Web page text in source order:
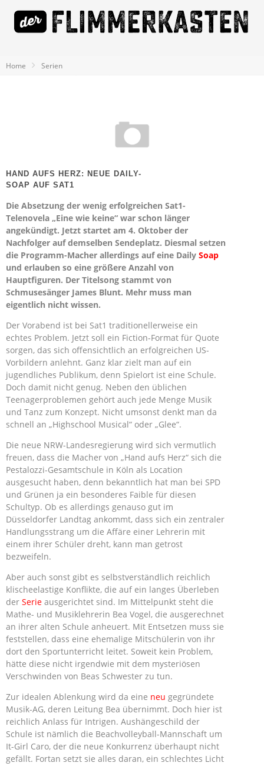
Home Serien
HAND AUFS HERZ: NEUE DAILY-
SOAP AUF SAT1
Die Absetzung der wenig erfolgreichen Sat1-
Telenovela „Eine wie keine“ war schon länger
angekündigt. Jetzt startet am 4. Oktober der
Nachfolger auf demselben Sendeplatz. Diesmal setzen
die Programm-Macher allerdings auf eine Daily Soap
und erlauben so eine größere Anzahl von
Hauptfiguren. Der Titelsong stammt von
Schmusesänger James Blunt. Mehr muss man
eigentlich nicht wissen.
Der Vorabend ist bei Sat1 traditionellerweise ein
echtes Problem. Jetzt soll ein Fiction-Format für Quote
sorgen, das sich offensichtlich an erfolgreichen US-
Vorbildern anlehnt. Ganz klar zielt man auf ein
jugendliches Publikum, denn Spielort ist eine Schule.
Doch damit nicht genug. Neben den üblichen
Teenagerproblemen gehört auch jede Menge Musik
und Tanz zum Konzept. Nicht umsonst denkt man da
schnell an „Highschool Musical“ oder „Glee“.
Die neue NRW-Landesregierung wird sich vermutlich
freuen, dass die Macher von „Hand aufs Herz“ sich die
Pestalozzi-Gesamtschule in Köln als Location
ausgesucht haben, denn bekanntlich hat man bei SPD
und Grünen ja ein besonderes Faible für diesen
Schultyp. Ob es allerdings genauso gut im
Düsseldorfer Landtag ankommt, dass sich ein zentraler
Handlungsstrang um die Affäre einer Lehrerin mit
einem ihrer Schüler dreht, kann man getrost
bezweifeln.
Aber auch sonst gibt es selbstverständlich reichlich
klischeelastige Konflikte, die auf ein langes Überleben
der Serie ausgerichtet sind. Im Mittelpunkt steht die
Mathe- und Musiklehrerin Bea Vogel, die ausgerechnet
an ihrer alten Schule anheuert. Mit Entsetzen muss sie
feststellen, dass eine ehemalige Mitschülerin von ihr
dort den Sportunterricht leitet. Soweit kein Problem,
hätte diese nicht irgendwie mit dem mysteriösen
Verschwinden von Beas Schwester zu tun.
Zur idealen Ablenkung wird da eine neu gegründete
Musik-AG, deren Leitung Bea übernimmt. Doch hier ist
reichlich Anlass für Intrigen. Aushängeschild der
Schule ist nämlich die Beachvolleyball-Mannschaft um
It-Girl Caro, der die neue Konkurrenz überhaupt nicht
gefällt. Fortan setzt sie alles daran, ein schlechtes Licht